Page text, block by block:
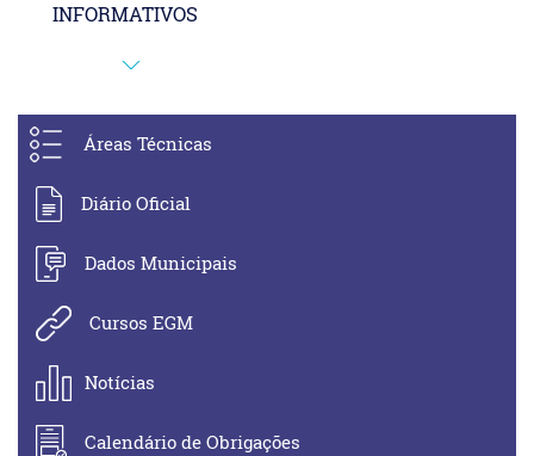
INFORMATIVOS
Áreas Técnicas
Diário Oficial
Dados Municipais
Cursos EGM
Notícias
Calendário de Obrigações